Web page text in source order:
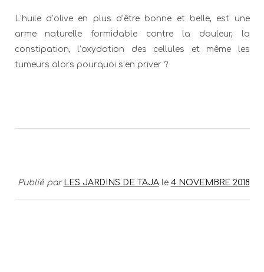
L’huile d’olive en plus d’être bonne et belle, est une
arme naturelle formidable contre la douleur, la
constipation, l’oxydation des cellules et même les
tumeurs alors pourquoi s’en priver ?
Publié par LES JARDINS DE TAJAle 4 NOVEMBRE 2018